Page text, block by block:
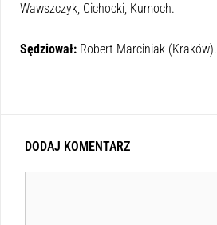
Wawszczyk, Cichocki, Kumoch.
Sędziował: Robert Marciniak (Kraków).
DODAJ KOMENTARZ